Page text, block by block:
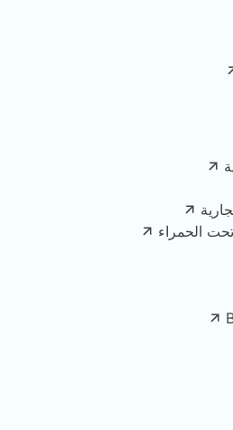
تحت الحمراء